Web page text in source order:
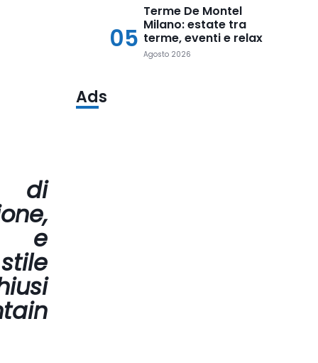
di
e
05
Terme De Montel
Milano: estate tra
terme, eventi e relax
Agosto 2026
Ads